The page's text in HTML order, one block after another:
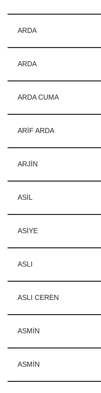
ARDA
ARDA
ARDA CUMA
ARİF ARDA
ARJİN
ASİL
ASİYE
ASLI
ASLI CEREN
ASMİN
ASMİN